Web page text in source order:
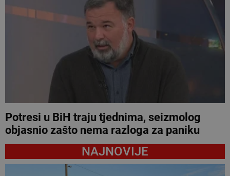
Potresi u BiH traju tjednima, seizmolog
objasnio zašto nema razloga za paniku
NAJNOVIJE